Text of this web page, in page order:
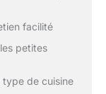
facilité
petites
de cuisine